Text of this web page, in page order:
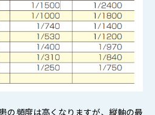
の頻度は高くなりますが、縦軸の最